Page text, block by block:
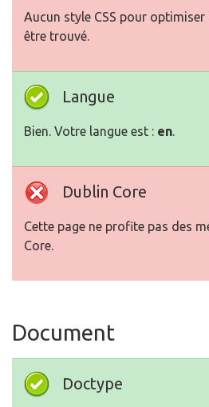
Aucun style CSS pour
être trouvé.
Langue
Bien. Votre langue est : en.
Dublin Core
Cette page ne profite pas des
Core.
Document
Doctype